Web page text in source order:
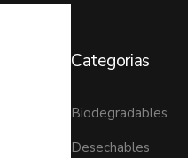
Categorias
Biodegradables
Desechables